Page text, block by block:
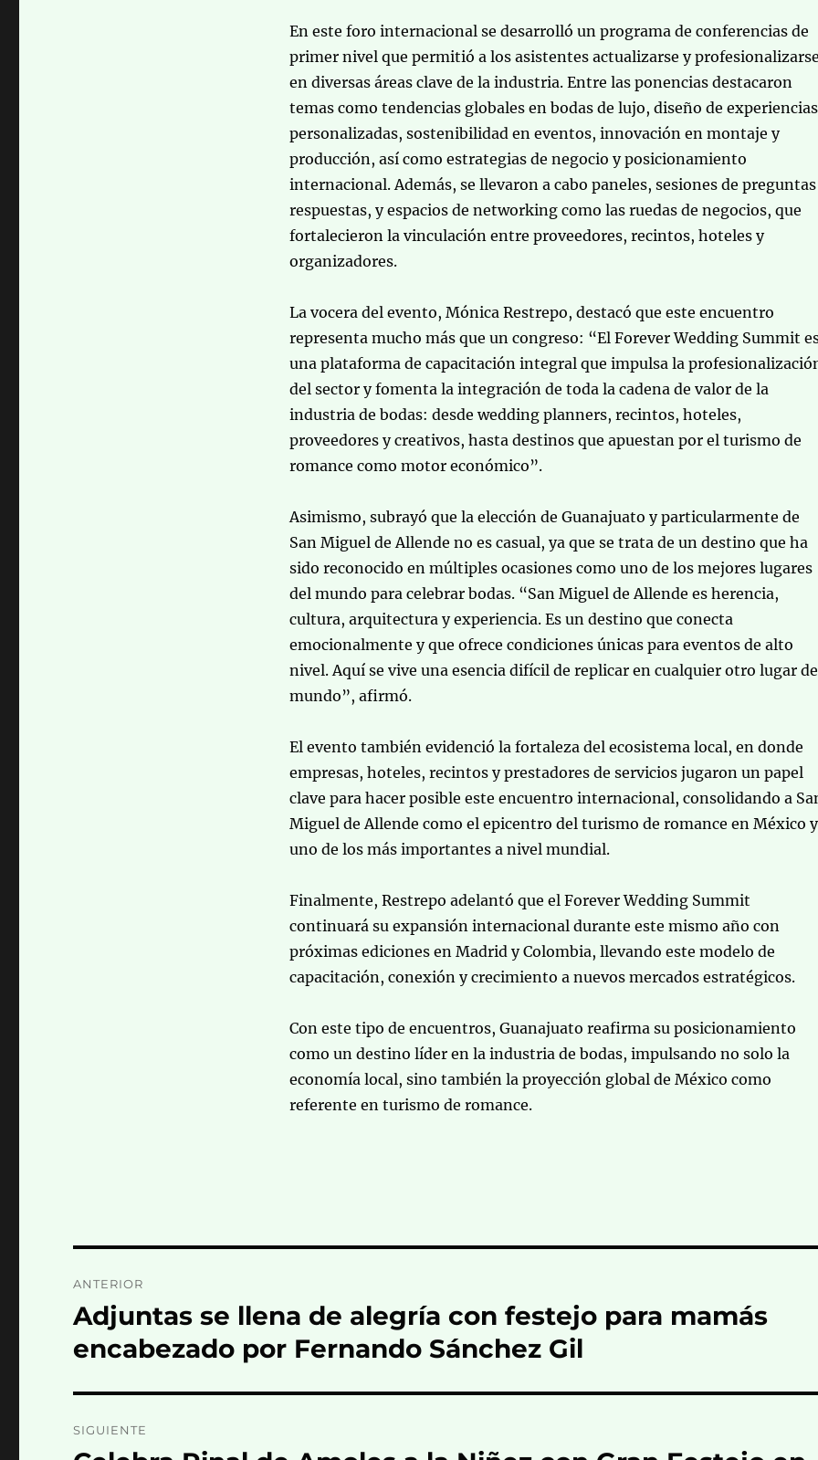
En este foro internacional se desarrolló un programa de conferencias de
primer nivel que permitió a los asistentes actualizarse y
en diversas áreas clave de la industria. Entre las ponencias destacaron
temas como tendencias globales en bodas de lujo, diseño de experiencias
personalizadas, sostenibilidad en eventos, innovación en montaje y
producción, así como estrategias de negocio y posicionamiento
internacional. Además, se llevaron a cabo paneles, sesiones de
respuestas, y espacios de networking como las ruedas de negocios, que
fortalecieron la vinculación entre proveedores, recintos, hoteles y
organizadores.
La vocera del evento, Mónica Restrepo, destacó que este encuentro
representa mucho más que un congreso: “El Forever Wedding Summit
una plataforma de capacitación integral que impulsa la
del sector y fomenta la integración de toda la cadena de valor de la
industria de bodas: desde wedding planners, recintos, hoteles,
proveedores y creativos, hasta destinos que apuestan por el turismo de
romance como motor económico”.
Asimismo, subrayó que la elección de Guanajuato y particularmente de
San Miguel de Allende no es casual, ya que se trata de un destino que ha
sido reconocido en múltiples ocasiones como uno de los mejores lugares
del mundo para celebrar bodas. “San Miguel de Allende es herencia,
cultura, arquitectura y experiencia. Es un destino que conecta
emocionalmente y que ofrece condiciones únicas para eventos de alto
nivel. Aquí se vive una esencia difícil de replicar en cualquier otro lugar
mundo”, afirmó.
El evento también evidenció la fortaleza del ecosistema local, en donde
empresas, hoteles, recintos y prestadores de servicios jugaron un papel
clave para hacer posible este encuentro internacional, consolidando a
Miguel de Allende como el epicentro del turismo de romance en México y
uno de los más importantes a nivel mundial.
Finalmente, Restrepo adelantó que el Forever Wedding Summit
continuará su expansión internacional durante este mismo año con
próximas ediciones en Madrid y Colombia, llevando este modelo de
capacitación, conexión y crecimiento a nuevos mercados estratégicos.
Con este tipo de encuentros, Guanajuato reafirma su posicionamiento
como un destino líder en la industria de bodas, impulsando no solo la
economía local, sino también la proyección global de México como
referente en turismo de romance.
de
entradas
ANTERIOR
Entrada
Adjuntas se llena de alegría con festejo para mamás
encabezado por Fernando Sánchez Gil
SIGUIENTE